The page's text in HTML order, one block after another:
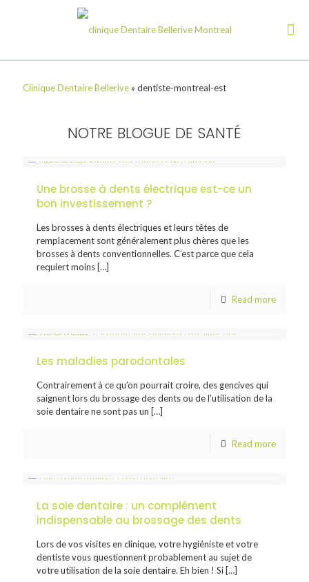
Clinique Dentaire Bellerive » dentiste-montreal-est
NOTRE BLOGUE DE SANTÉ
Une brosse à dents électrique est-ce un
bon investissement ?
Les brosses à dents électriques et leurs têtes de
remplacement sont généralement plus chères que les
brosses à dents conventionnelles. C’est parce que cela
requiert moins […]
Read more
Les maladies parodontales
Contrairement à ce qu’on pourrait croire, des gencives qui
saignent lors du brossage des dents ou de l’utilisation de la
soie dentaire ne sont pas un […]
Read more
La soie dentaire : un complément
indispensable au brossage des dents
Lors de vos visites en clinique, votre hygiéniste et votre
dentiste vous questionnent probablement au sujet de
votre utilisation de la soie dentaire. Eh bien ! Si […]